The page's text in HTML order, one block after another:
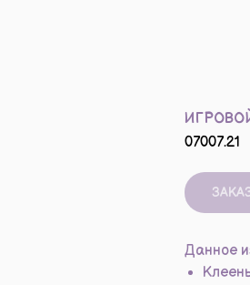
07007.21
Данное